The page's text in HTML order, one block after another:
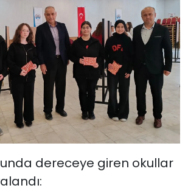
dereceye giren okullar